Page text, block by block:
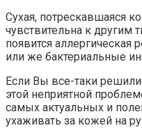
Сухая, потрескавшаяся
чувствительна к
появится
или же бактериальные
Если Вы все-таки
этой неприятной
самых актуальных и
ухаживать за кожей на